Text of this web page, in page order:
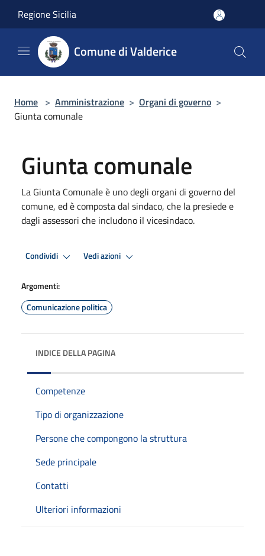
Regione Sicilia
Comune di Valderice
Home > Amministrazione > Organi di governo >
Giunta comunale
Giunta comunale
La Giunta Comunale è uno degli organi di governo del
comune, ed è composta dal sindaco, che la presiede e
dagli assessori che includono il vicesindaco.
Condividi Vedi azioni
Argomenti:
Comunicazione politica
INDICE DELLA PAGINA
Competenze
Tipo di organizzazione
Persone che compongono la struttura
Sede principale
Contatti
Ulteriori informazioni